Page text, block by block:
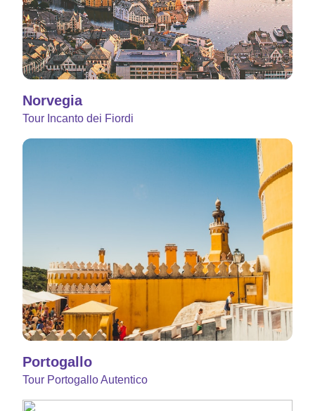
Norvegia
Tour Incanto dei Fiordi
Portogallo
Tour Portogallo Autentico